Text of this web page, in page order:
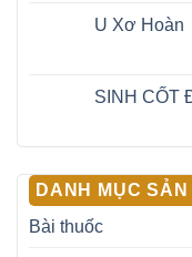
U Xơ Hoàn
SINH CỐT
DANH MỤC SẢN
Bài thuốc